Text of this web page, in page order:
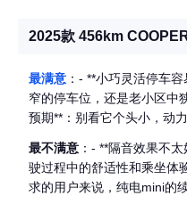
2025款 456km
最满意 ：- **小巧灵活停车
窄的停车位，还是老小区中
预期**：别看它个头小，动
标452公里的续航，对于上
充大半的电，大大提高了使
驾驶也不会觉得累，为驾驶
最不满意 ：- **隔音效果不
驶过程中的舒适性和乘坐体
求的用户来说，纯电mini的